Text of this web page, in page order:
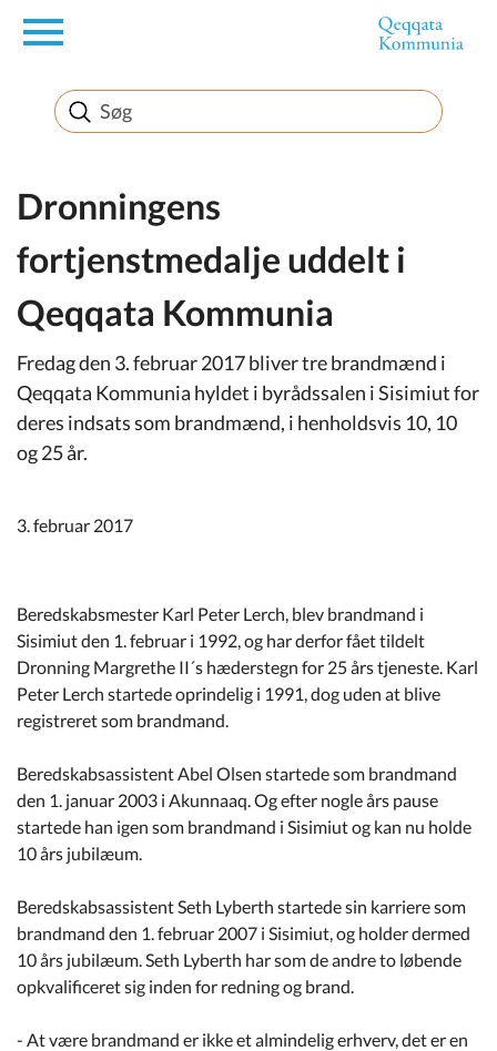
en
Borger
Erhverv
Politik
Turisme
Selvbetjening
Dronningens
fortjenstmedalje uddelt i
Qeqqata Kommunia
Fredag den 3. februar 2017 bliver tre brandmænd i
Qeqqata Kommunia hyldet i byrådssalen i Sisimiut for
deres indsats som brandmænd, i henholdsvis 10, 10
og 25 år.
3. februar 2017
Beredskabsmester Karl Peter Lerch, blev brandmand i
Sisimiut den 1. februar i 1992, og har derfor fået tildelt
Dronning Margrethe II´s hæderstegn for 25 års tjeneste. Karl
Peter Lerch startede oprindelig i 1991, dog uden at blive
registreret som brandmand.
Beredskabsassistent Abel Olsen startede som brandmand
den 1. januar 2003 i Akunnaaq. Og efter nogle års pause
startede han igen som brandmand i Sisimiut og kan nu holde
10 års jubilæum.
Beredskabsassistent Seth Lyberth startede sin karriere som
brandmand den 1. februar 2007 i Sisimiut, og holder dermed
10 års jubilæum. Seth Lyberth har som de andre to løbende
opkvalificeret sig inden for redning og brand.
- At være brandmand er ikke et almindelig erhverv, det er en